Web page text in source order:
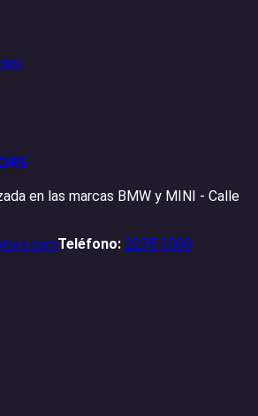
en las marcas BMW y MINI - Calle
Teléfono: 2235 3000